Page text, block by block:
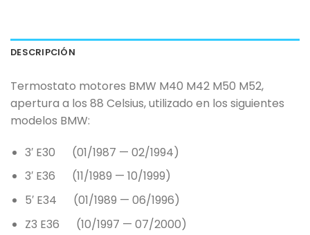
DESCRIPCIÓN
Termostato motores BMW M40 M42 M50 M52,
apertura a los 88 Celsius, utilizado en los siguientes
modelos BMW:
3′ E30 (01/1987 — 02/1994)
3′ E36 (11/1989 — 10/1999)
5′ E34 (01/1989 — 06/1996)
Z3 E36 (10/1997 — 07/2000)